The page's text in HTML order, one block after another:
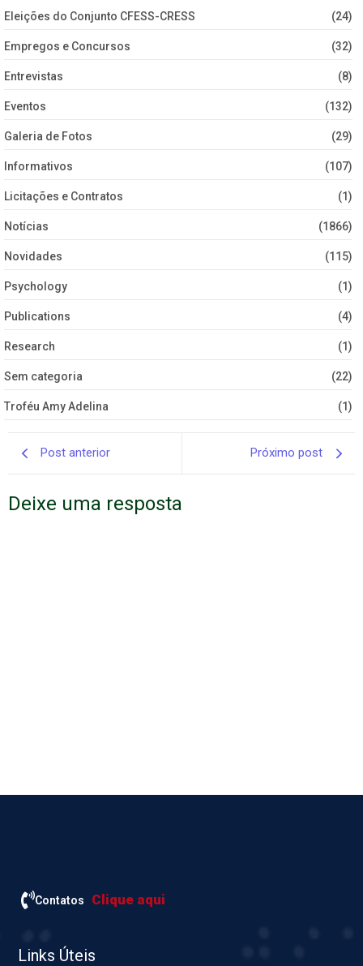
Eleições do Conjunto CFESS-CRESS (24)
Empregos e Concursos (32)
Entrevistas (8)
Eventos (132)
Galeria de Fotos (29)
Informativos (107)
Licitações e Contratos (1)
Notícias (1866)
Novidades (115)
Psychology (1)
Publications (4)
Research (1)
Sem categoria (22)
Troféu Amy Adelina (1)
Post anterior Próximo post
Deixe uma resposta
Contatos Clique aqui
Links Úteis